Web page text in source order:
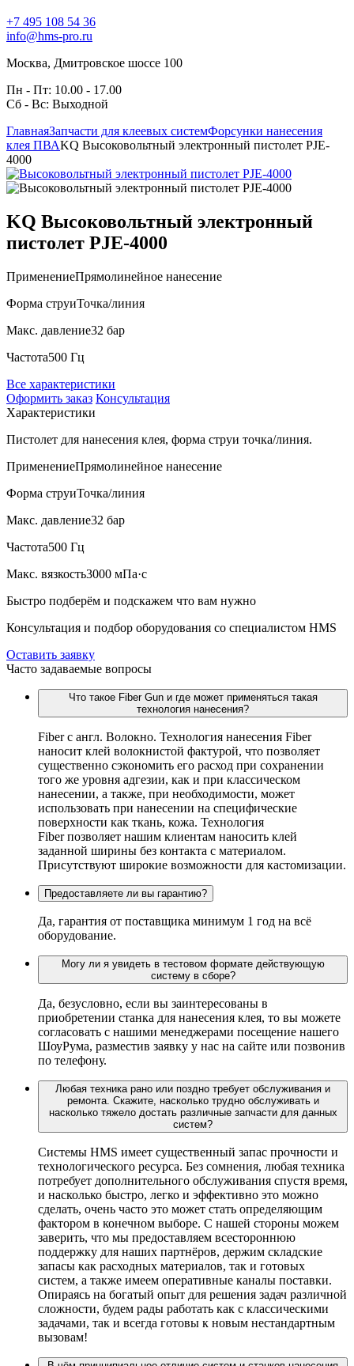
+7 495 108 54 36
info@hms-pro.ru
Москва, Дмитровское шоссе 100
Пн - Пт: 10.00 - 17.00
Сб - Вс: Выходной
ГлавнаяЗапчасти для клеевых системФорсунки нанесения
клея ПВАKQ Высоковольтный электронный пистолет PJE-
4000
KQ Высоковольтный электронный
пистолет PJE-4000
ПрименениеПрямолинейное нанесение
Форма струиТочка/линия
Макс. давление32 бар
Частота500 Гц
Все характеристики
Оформить заказ Консультация
Характеристики
Пистолет для нанесения клея, форма струи точка/линия.
ПрименениеПрямолинейное нанесение
Форма струиТочка/линия
Макс. давление32 бар
Частота500 Гц
Макс. вязкость3000 мПа·с
Быстро подберём и подскажем что вам нужно
Консультация и подбор оборудования со специалистом HMS
Оставить заявку
Часто задаваемые вопросы
Что такое Fiber Gun и где может применяться такая
технология нанесения?
Fiber c англ. Волокно. Технология нанесения Fiber
наносит клей волокнистой фактурой, что позволяет
существенно сэкономить его расход при сохранении
того же уровня адгезии, как и при классическом
нанесении, а также, при необходимости, может
использовать при нанесении на специфические
поверхности как ткань, кожа. Технология
Fiber позволяет нашим клиентам наносить клей
заданной ширины без контакта с материалом.
Присутствуют широкие возможности для кастомизации.
Предоставляете ли вы гарантию?
Да, гарантия от поставщика минимум 1 год на всё
оборудование.
Могу ли я увидеть в тестовом формате действующую
систему в сборе?
Да, безусловно, если вы заинтересованы в
приобретении станка для нанесения клея, то вы можете
согласовать с нашими менеджерами посещение нашего
ШоуРума, разместив заявку у нас на сайте или позвонив
по телефону.
Любая техника рано или поздно требует обслуживания и
ремонта. Скажите, насколько трудно обслуживать и
насколько тяжело достать различные запчасти для данных
систем?
Системы HMS имеет существенный запас прочности и
технологического ресурса. Без сомнения, любая техника
потребует дополнительного обслуживания спустя время,
и насколько быстро, легко и эффективно это можно
сделать, очень часто это может стать определяющим
фактором в конечном выборе. С нашей стороны можем
заверить, что мы предоставляем всестороннюю
поддержку для наших партнёров, держим складские
запасы как расходных материалов, так и готовых
систем, а также имеем оперативные каналы поставки.
Опираясь на богатый опыт для решения задач различной
сложности, будем рады работать как с классическими
задачами, так и всегда готовы к новым нестандартным
вызовам!